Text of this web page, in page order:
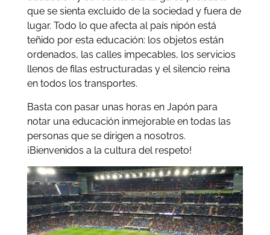
que se sienta excluido de la sociedad y fuera de
lugar. Todo lo que afecta al país nipón está
teñido por esta educación: los objetos están
ordenados, las calles impecables, los servicios
llenos de filas estructuradas y el silencio reina
en todos los transportes.
Basta con pasar unas horas en Japón para
notar una educación inmejorable en todas las
personas que se dirigen a nosotros.
¡Bienvenidos a la cultura del respeto!